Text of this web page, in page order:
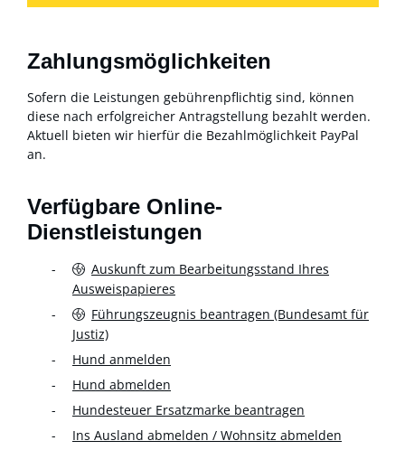
Zahlungsmöglichkeiten
Sofern die Leistungen gebührenpflichtig sind, können
diese nach erfolgreicher Antragstellung bezahlt werden.
Aktuell bieten wir hierfür die Bezahlmöglichkeit PayPal
an.
Verfügbare Online-
Dienstleistungen
Auskunft zum Bearbeitungsstand Ihres
Ausweispapieres
Führungszeugnis beantragen (Bundesamt für
Justiz)
Hund anmelden
Hund abmelden
Hundesteuer Ersatzmarke beantragen
Ins Ausland abmelden / Wohnsitz abmelden